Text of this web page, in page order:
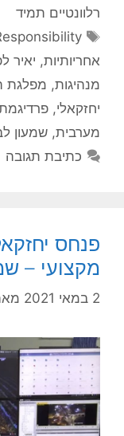
רלוונטיים תמיד
תגיות
אחריותיות, יאיר
מנהיגות, מפלגת
יחזקאלי,
מערבית, שמעון
כתיבת תגובה
פנחס
מקצועי –
2 במאי 2021